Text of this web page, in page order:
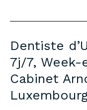
Messancy
7
days/7,
Weekends
&
Dentiste
7j/7, Week-
Cabinet